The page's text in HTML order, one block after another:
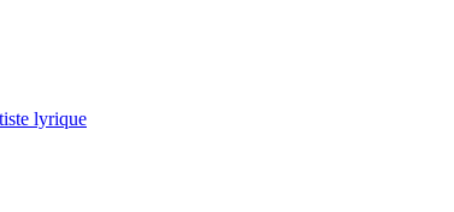
lyrique